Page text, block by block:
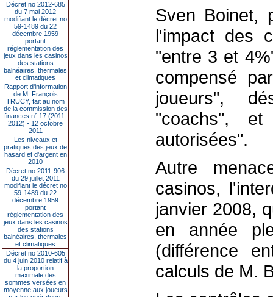
Décret no 2012-685
du 7 mai 2012
modifiant le décret no
59-1489 du 22
décembre 1959
portant
réglementation des
jeux dans les casinos
des stations
balnéaires, thermales
et climatiques
Rapport d'information
de M. François
TRUCY, fait au nom
de la commission des
finances n° 17 (2011-
2012) - 12 octobre
2011
Les niveaux et
pratiques des jeux de
hasard et d’argent en
2010
Décret no 2011-906
du 29 juillet 2011
modifiant le décret no
59-1489 du 22
décembre 1959
portant
réglementation des
jeux dans les casinos
des stations
balnéaires, thermales
et climatiques
Décret no 2010-605
du 4 juin 2010 relatif à
la proportion
maximale des
sommes versées en
moyenne aux joueurs
Sven Boinet,
l'impact des
"entre 3 et
compensé
joueurs",
"coachs",
autorisées".
Autre
casinos,
janvier 2008,
en année
(différence
calculs de M.